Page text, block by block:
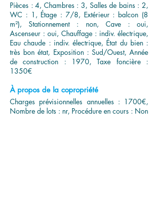
Pièces : 4, Chambres : 3, Salles de bains : 2,
WC : 1, Étage : 7/8, Extérieur : balcon (8
m²), Stationnement : non, Cave : oui,
Ascenseur : oui, Chauffage : indiv. électrique,
Eau chaude : indiv. électrique, État du bien :
très bon état, Exposition : Sud/Ouest, Année
de construction : 1970, Taxe foncière :
1350€
À propos de la copropriété
Charges prévisionnelles annuelles : 1700€,
Nombre de lots : nr, Procédure en cours : Non